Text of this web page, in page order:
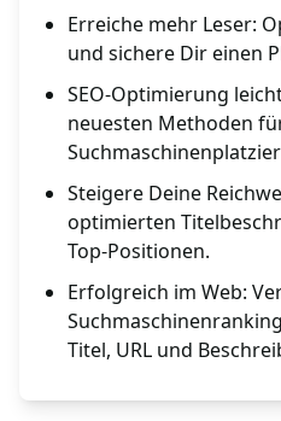
Erreiche mehr Leser:
und sichere Dir einen
SEO-Optimierung
neuesten Methoden
Steigere Deine
optimierten
Top-Positionen.
Erfolgreich im Web:
Titel, URL und